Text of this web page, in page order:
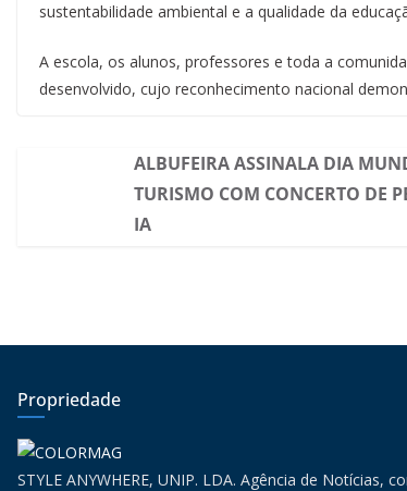
sustentabilidade ambiental e a qualidade da
A escola, os alunos, professores e toda a
desenvolvido, cujo reconhecimento nacional
ALBUFEIRA ASSINALA DIA
TURISMO COM CONCERTO DE
IA
Propriedade
STYLE ANYWHERE, UNIP. LDA. Agência de Notícias,